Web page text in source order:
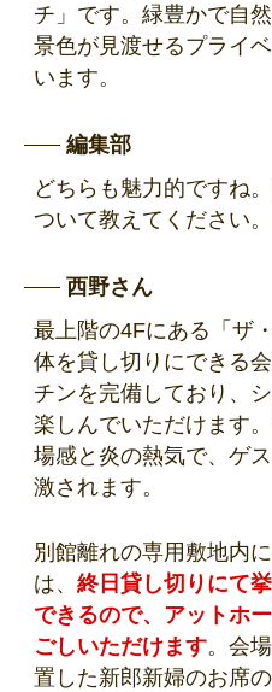
チ」です。緑豊かで自
景色が見渡せるプライ
います。
編集部
どちらも魅力的ですね
ついて教えてください。
西野さん
最上階の4Fにある「ザ
体を貸し切りにできる
チンを完備しており、
楽しんでいただけます
場感と炎の熱気で、ゲ
激されます。
別館離れの専用敷地内
は、 終日貸し切りにて
できるので、アットホ
ごしいただけます。会
置した新郎新婦のお席